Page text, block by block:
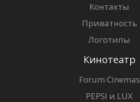
Контакты
Приватность
Логотипы
Кинотеатр
Forum Cinemas
PEPSI и LUX